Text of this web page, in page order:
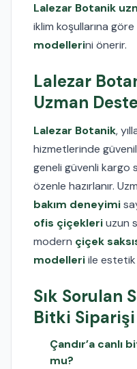
Lalezar Botanik
iklim koşullarına
modellerini önerir.
Lalezar
Uzman
Lalezar Botanik,
hizmetlerinde
geneli güvenli kargo
özenle hazırlanır.
bakım deneyimi
ofis çiçekleriuzun
modern çiçek
modelleriile
Sık Sorulan
Bitki
Çandır’a canlı
mu?